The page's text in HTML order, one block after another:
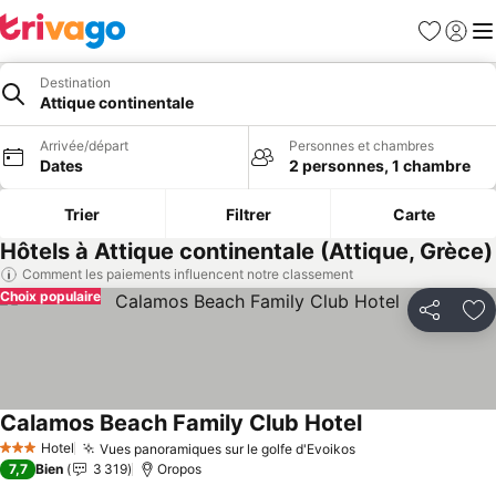
Favoris
Se
Destination
Attique continentale
Arrivée/départ
Dates
Personnes et chambres
2 personnes, 1 chambre
Trier Filtrer Carte
Hôtels à Attique continentale (Attique, Grèce)
Comment les paiements influencent notre classement
Partager
Choix populaire
3 ÉtoilesHotel Vues panoramiques sur le golfe d'Evoikos
Calamos Beach Family Club Hotel
7,7 Bien 3 319 Oropos